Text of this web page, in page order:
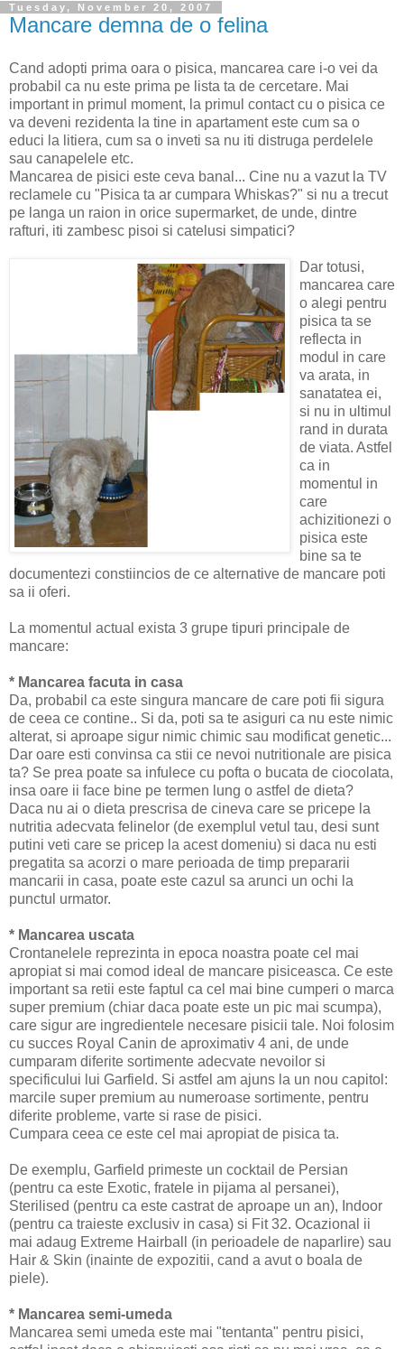
Tuesday, November 20, 2007
Mancare demna de o felina
Cand adopti prima oara o pisica, mancarea care i-o vei da
probabil ca nu este prima pe lista ta de cercetare. Mai
important in primul moment, la primul contact cu o pisica ce
va deveni rezidenta la tine in apartament este cum sa o
educi la litiera, cum sa o inveti sa nu iti distruga perdelele
sau canapelele etc.
Mancarea de pisici este ceva banal... Cine nu a vazut la TV
reclamele cu "Pisica ta ar cumpara Whiskas?" si nu a trecut
pe langa un raion in orice supermarket, de unde, dintre
rafturi, iti zambesc pisoi si catelusi simpatici?
Dar totusi,
mancarea care
o alegi pentru
pisica ta se
reflecta in
modul in care
va arata, in
sanatatea ei,
si nu in ultimul
rand in durata
de viata. Astfel
ca in
momentul in
care
achizitionezi o
pisica este
bine sa te
documentezi constiincios de ce alternative de mancare poti
sa ii oferi.
La momentul actual exista 3 grupe tipuri principale de
mancare:
* Mancarea facuta in casa
Da, probabil ca este singura mancare de care poti fii sigura
de ceea ce contine.. Si da, poti sa te asiguri ca nu este nimic
alterat, si aproape sigur nimic chimic sau modificat genetic...
Dar oare esti convinsa ca stii ce nevoi nutritionale are pisica
ta? Se prea poate sa infulece cu pofta o bucata de ciocolata,
insa oare ii face bine pe termen lung o astfel de dieta?
Daca nu ai o dieta prescrisa de cineva care se pricepe la
nutritia adecvata felinelor (de exemplul vetul tau, desi sunt
putini veti care se pricep la acest domeniu) si daca nu esti
pregatita sa acorzi o mare perioada de timp prepararii
mancarii in casa, poate este cazul sa arunci un ochi la
punctul urmator.
* Mancarea uscata
Crontanelele reprezinta in epoca noastra poate cel mai
apropiat si mai comod ideal de mancare pisiceasca. Ce este
important sa retii este faptul ca cel mai bine cumperi o marca
super premium (chiar daca poate este un pic mai scumpa),
care sigur are ingredientele necesare pisicii tale. Noi folosim
cu succes Royal Canin de aproximativ 4 ani, de unde
cumparam diferite sortimente adecvate nevoilor si
specificului lui Garfield. Si astfel am ajuns la un nou capitol:
marcile super premium au numeroase sortimente, pentru
diferite probleme, varte si rase de pisici.
Cumpara ceea ce este cel mai apropiat de pisica ta.
De exemplu, Garfield primeste un cocktail de Persian
(pentru ca este Exotic, fratele in pijama al persanei),
Sterilised (pentru ca este castrat de aproape un an), Indoor
(pentru ca traieste exclusiv in casa) si Fit 32. Ocazional ii
mai adaug Extreme Hairball (in perioadele de naparlire) sau
Hair & Skin (inainte de expozitii, cand a avut o boala de
piele).
* Mancarea semi-umeda
Mancarea semi umeda este mai "tentanta" pentru pisici,